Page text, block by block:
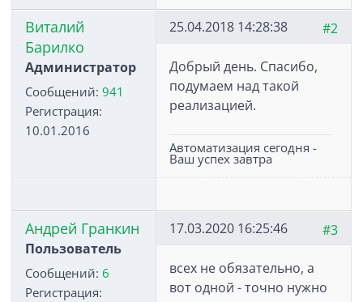
Виталий
Барилко
Администратор
Сообщений: 941
Регистрация:
10.01.2016
#2
25.04.2018 14:28:38
Добрый день. Спасибо,
подумаем над такой
реализацией.
Автоматизация сегодня -
Ваш успех завтра
Андрей Гранкин
Пользователь
Сообщений: 6
Регистрация:
#3
17.03.2020 16:25:46
всех не обязательно, а
вот одной - точно нужно